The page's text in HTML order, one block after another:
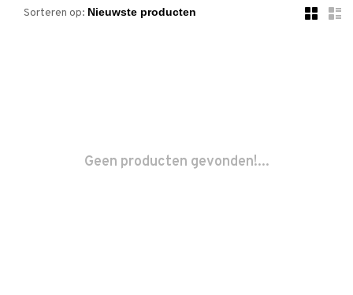
Sorteren op:
Geen producten gevonden!...